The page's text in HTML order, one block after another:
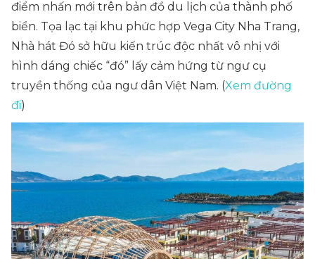
điểm nhấn mới trên bản đồ du lịch của thành phố
biển. Tọa lạc tại khu phức hợp Vega City Nha Trang,
Nhà hát Đó sở hữu kiến trúc độc nhất vô nhị với
hình dáng chiếc “đó” lấy cảm hứng từ ngư cụ
truyền thống của ngư dân Việt Nam. (Xem đường
đi)